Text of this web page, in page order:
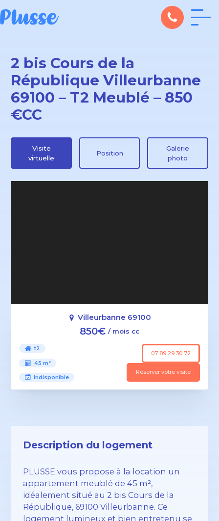
2 bis Cours de la
République Villeurbanne
69100 – T2 Meublé – 850
€CC
Visite
virtuelle
Position
Galerie
photo
Villeurbanne 69100
850€ / mois cc
t2
45 m²
indisponible
07 89 29 30 72
Réserver votre visite
Description du logement
PLUSSE vous propose à la location un
appartement meublé de 45 m²,
idéalement situé au 2 bis Cours de la
République, 69100 Villeurbanne. Ce
logement lumineux et bien entretenu se